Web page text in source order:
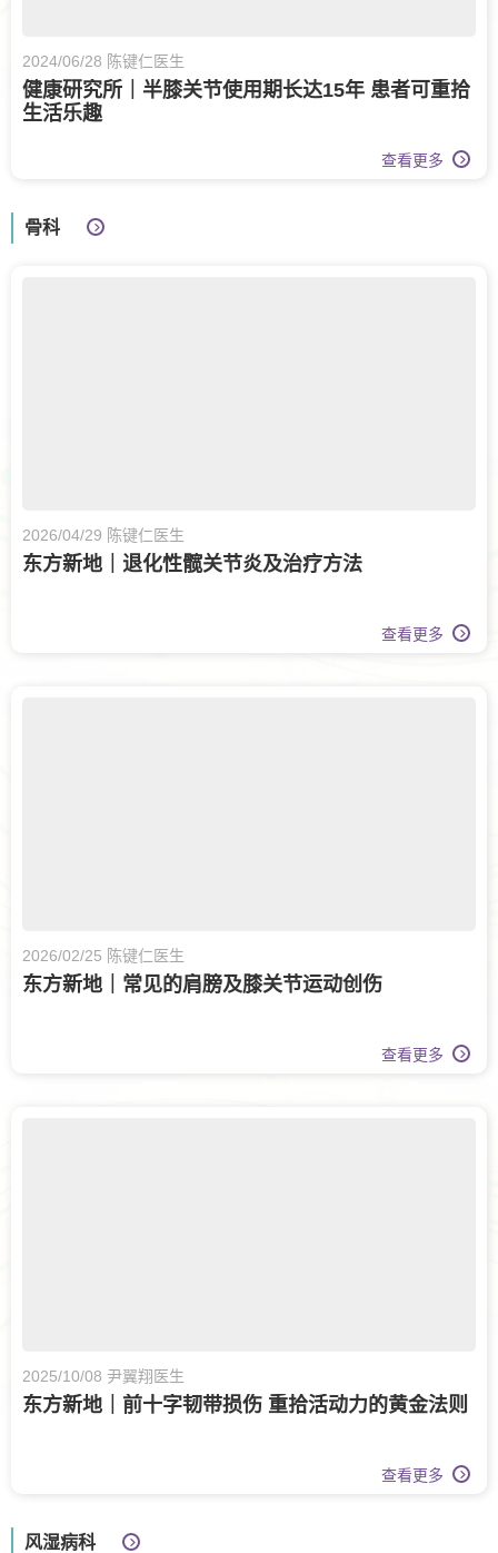
2024/06/28 陈键仁医生
健康研究所｜半膝关节使用期长达15年 患者可重拾
生活乐趣
查看更多
骨科
2026/04/29 陈键仁医生
东方新地｜退化性髋关节炎及治疗方法
查看更多
2026/02/25 陈键仁医生
东方新地｜常见的肩膀及膝关节运动创伤
查看更多
2025/10/08 尹翼翔医生
东方新地｜前十字韧带损伤 重拾活动力的黄金法则
查看更多
风湿病科